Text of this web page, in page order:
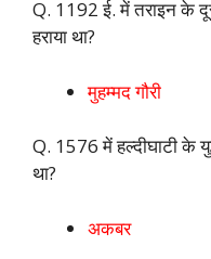
Q. 1192 ई. में तराइन के
हराया था?
मुहम्मद गौरी
Q. 1576 में हल्दीघाटी के
था?
अकबर